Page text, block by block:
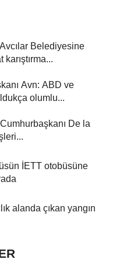
Belediyesine
Avn: ABD ve
olumlu...
De la
İETT otobüsüne
alanda çıkan yangın